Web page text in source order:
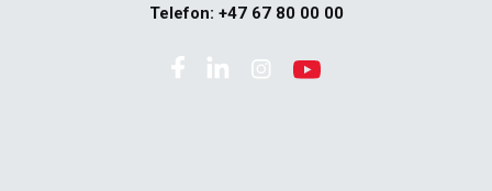
Telefon: +47 67 80 00 00